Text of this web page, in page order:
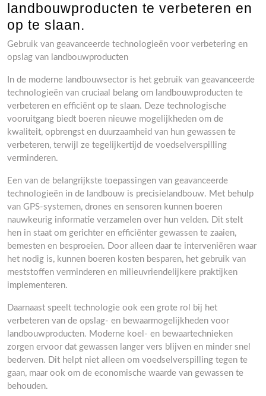
landbouwproducten te verbeteren en
op te slaan.
Gebruik van geavanceerde technologieën voor verbetering en
opslag van landbouwproducten
In de moderne landbouwsector is het gebruik van geavanceerde
technologieën van cruciaal belang om landbouwproducten te
verbeteren en efficiënt op te slaan. Deze technologische
vooruitgang biedt boeren nieuwe mogelijkheden om de
kwaliteit, opbrengst en duurzaamheid van hun gewassen te
verbeteren, terwijl ze tegelijkertijd de voedselverspilling
verminderen.
Een van de belangrijkste toepassingen van geavanceerde
technologieën in de landbouw is precisielandbouw. Met behulp
van GPS-systemen, drones en sensoren kunnen boeren
nauwkeurig informatie verzamelen over hun velden. Dit stelt
hen in staat om gerichter en efficiënter gewassen te zaaien,
bemesten en besproeien. Door alleen daar te interveniëren waar
het nodig is, kunnen boeren kosten besparen, het gebruik van
meststoffen verminderen en milieuvriendelijkere praktijken
implementeren.
Daarnaast speelt technologie ook een grote rol bij het
verbeteren van de opslag- en bewaarmogelijkheden voor
landbouwproducten. Moderne koel- en bewaartechnieken
zorgen ervoor dat gewassen langer vers blijven en minder snel
bederven. Dit helpt niet alleen om voedselverspilling tegen te
gaan, maar ook om de economische waarde van gewassen te
behouden.